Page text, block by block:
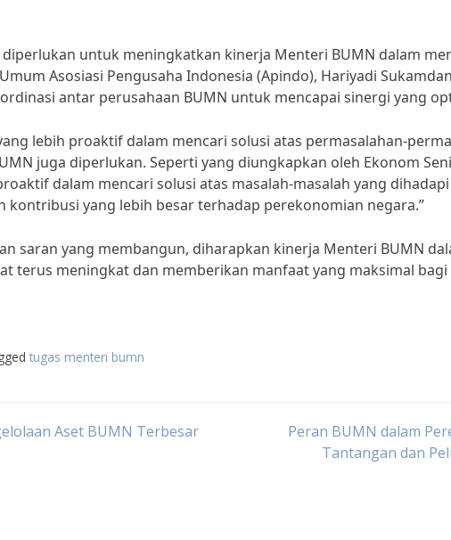
untuk meningkatkan kinerja Menteri BUMN dalam
Asosiasi Pengusaha Indonesia (Apindo), Hariyadi
antar perusahaan BUMN untuk mencapai sinergi yang
lebih proaktif dalam mencari solusi atas permasalahan-
juga diperlukan. Seperti yang diungkapkan oleh Ekonom
dalam mencari solusi atas masalah-masalah yang
kontribusi yang lebih besar terhadap perekonomian negara.”
saran yang membangun, diharapkan kinerja Menteri BUMN
terus meningkat dan memberikan manfaat yang maksimal
tugas menteri bumn
Aset BUMN Terbesar
Peran BUMN dalam
Tantangan dan